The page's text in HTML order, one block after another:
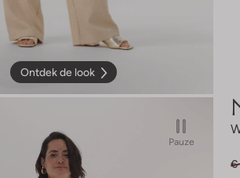
Ontdek de look
Pauze
€